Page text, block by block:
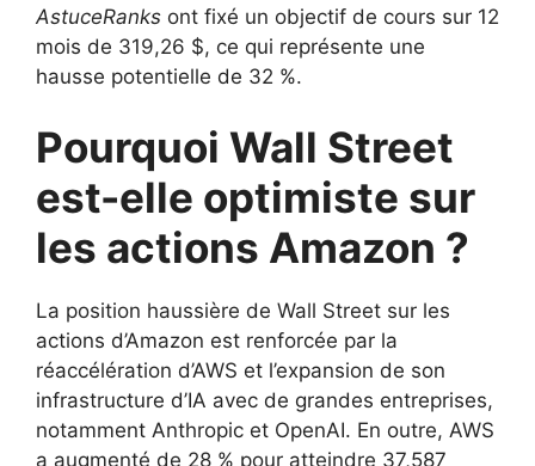
AstuceRanks ont fixé un objectif de cours sur 12
mois de 319,26 $, ce qui représente une
hausse potentielle de 32 %.
Pourquoi Wall Street
est-elle optimiste sur
les actions Amazon ?
La position haussière de Wall Street sur les
actions d’Amazon est renforcée par la
réaccélération d’AWS et l’expansion de son
infrastructure d’IA avec de grandes entreprises,
notamment Anthropic et OpenAI. En outre, AWS
a augmenté de 28 % pour atteindre 37,587